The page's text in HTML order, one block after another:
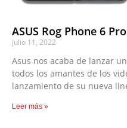
ASUS Rog Phone 6 Pro
julio 11, 2022
Asus nos acaba de lanzar
todos los amantes de los
lanzamiento de su nueva
Leer más »